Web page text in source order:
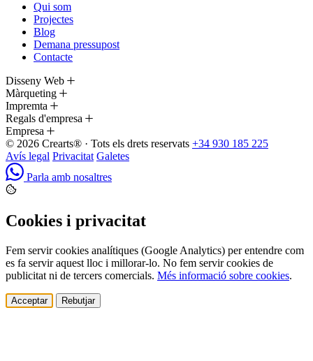
Qui som
Projectes
Blog
Demana pressupost
Contacte
Disseny Web
Màrqueting
Impremta
Regals d'empresa
Empresa
© 2026 Crearts® · Tots els drets reservats +34 930 185 225
Avís legal Privacitat Galetes
Parla amb nosaltres
Cookies i privacitat
Fem servir cookies analítiques (Google Analytics) per entendre com
es fa servir aquest lloc i millorar-lo. No fem servir cookies de
publicitat ni de tercers comercials. Més informació sobre cookies.
Acceptar Rebutjar